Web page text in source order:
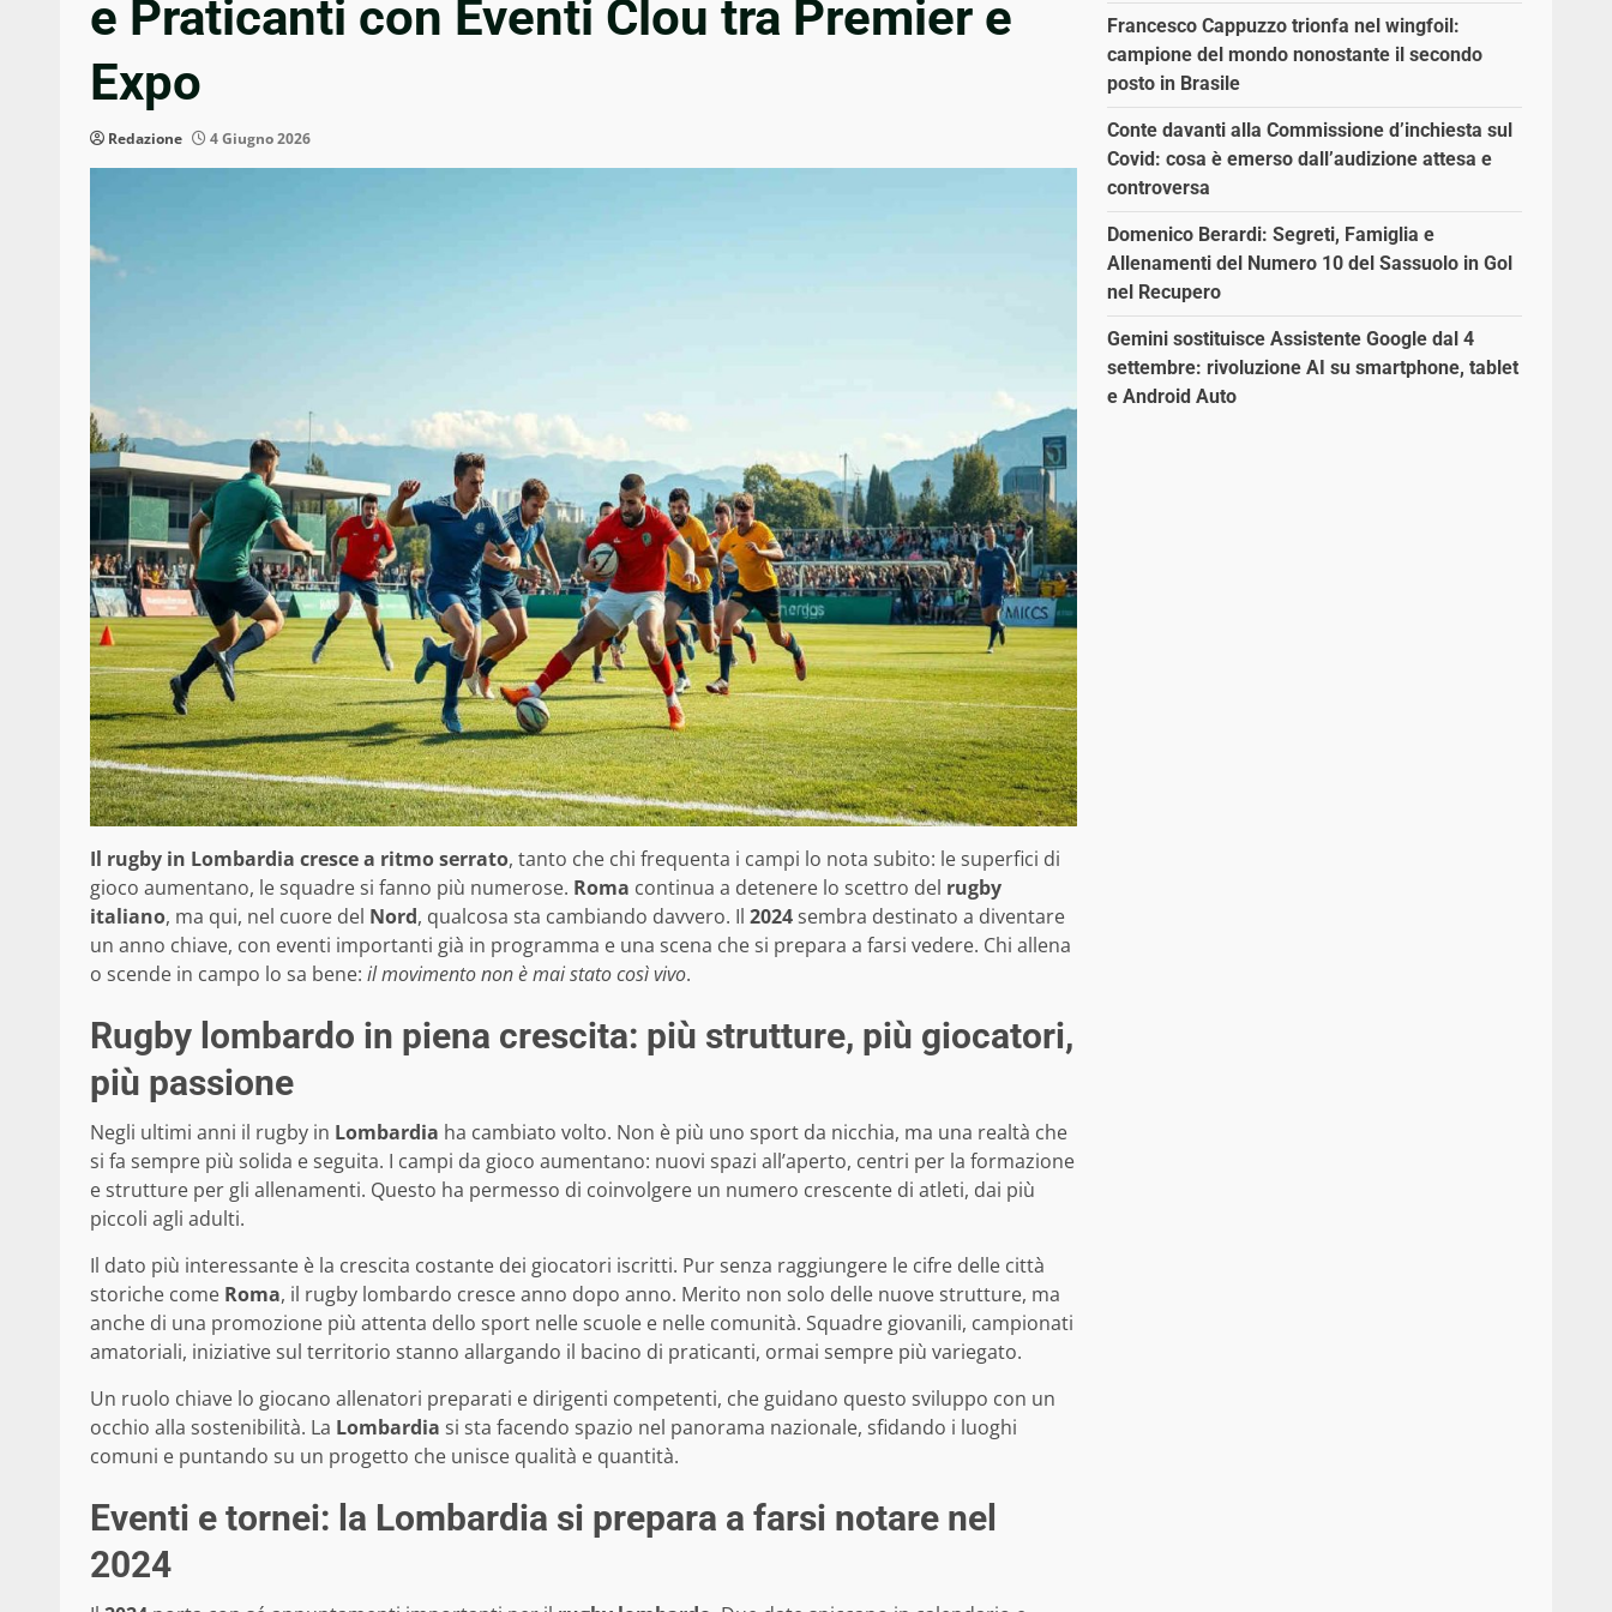
e Praticanti con Eventi Clou tra Premier e
Expo
Redazione 4 Giugno 2026
Il rugby in Lombardia cresce a ritmo serrato, tanto che chi frequenta i campi lo nota subito: le superfici di
gioco aumentano, le squadre si fanno più numerose. Roma continua a detenere lo scettro del rugby
italiano, ma qui, nel cuore del Nord, qualcosa sta cambiando davvero. Il 2024sembra destinato a diventare
un anno chiave, con eventi importanti già in programma e una scena che si prepara a farsi vedere. Chi allena
o scende in campo lo sa bene: il movimento non è mai stato così vivo.
Rugby lombardo in piena crescita: più strutture, più giocatori,
più passione
Negli ultimi anni il rugby in Lombardia ha cambiato volto. Non è più uno sport da nicchia, ma una realtà che
si fa sempre più solida e seguita. I campi da gioco aumentano: nuovi spazi all’aperto, centri per la formazione
e strutture per gli allenamenti. Questo ha permesso di coinvolgere un numero crescente di atleti, dai più
piccoli agli adulti.
Il dato più interessante è la crescita costante dei giocatori iscritti. Pur senza raggiungere le cifre delle città
storiche come Roma, il rugby lombardo cresce anno dopo anno. Merito non solo delle nuove strutture, ma
anche di una promozione più attenta dello sport nelle scuole e nelle comunità. Squadre giovanili, campionati
amatoriali, iniziative sul territorio stanno allargando il bacino di praticanti, ormai sempre più variegato.
Un ruolo chiave lo giocano allenatori preparati e dirigenti competenti, che guidano questo sviluppo con un
occhio alla sostenibilità. La Lombardia si sta facendo spazio nel panorama nazionale, sfidando i luoghi
comuni e puntando su un progetto che unisce qualità e quantità.
Eventi e tornei: la Lombardia si prepara a farsi notare nel
2024
Francesco Cappuzzo trionfa nel wingfoil:
campione del mondo nonostante il secondo
posto in Brasile
Conte davanti alla Commissione d’inchiesta sul
Covid: cosa è emerso dall’audizione attesa e
controversa
Domenico Berardi: Segreti, Famiglia e
Allenamenti del Numero 10 del Sassuolo in Gol
nel Recupero
Gemini sostituisce Assistente Google dal 4
settembre: rivoluzione AI su smartphone, tablet
e Android Auto